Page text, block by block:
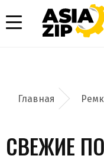
СВЕЖИЕ